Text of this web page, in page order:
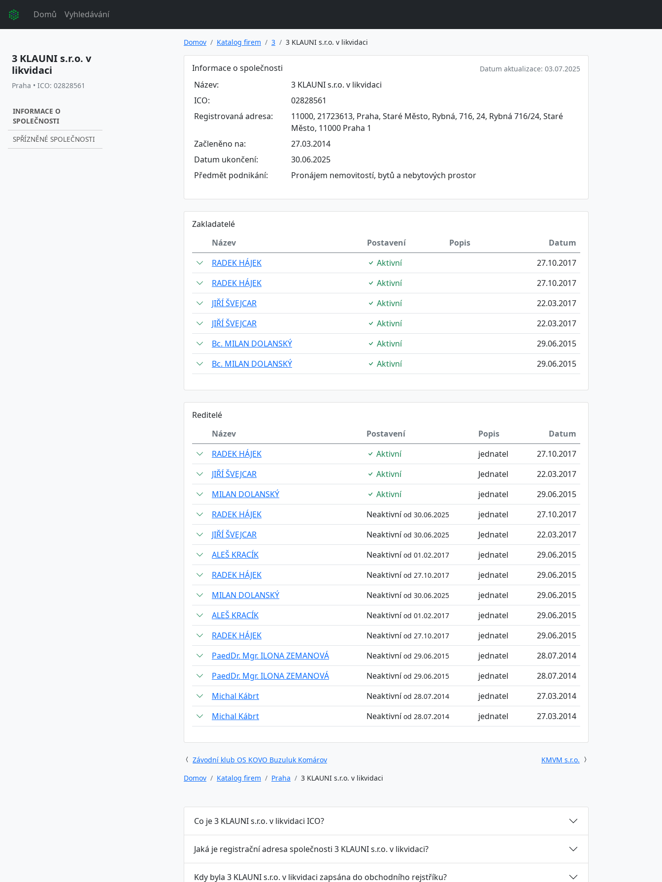
Domů Vyhledávání
3 KLAUNI s.r.o. v
likvidaci
Praha • ICO: 02828561
INFORMACE O
SPOLEČNOSTI
SPŘÍZNĚNÉ SPOLEČNOSTI
Domov Katalog firem 3 3 KLAUNI s.r.o. v likvidaci
Informace o společnosti Datum aktualizace: 03.07.2025
Název:
3 KLAUNI s.r.o. v likvidaci
ICO:
02828561
Registrovaná adresa:
11000, 21723613, Praha, Staré Město, Rybná, 716, 24, Rybná 716/24, Staré
Město, 11000 Praha 1
Začleněno na:
27.03.2014
Datum ukončení:
30.06.2025
Předmět podnikání:
Pronájem nemovitostí, bytů a nebytových prostor
Zakladatelé
Název
Postavení Popis
Datum
RADEK HÁJEK
Aktivní
27.10.2017
RADEK HÁJEK
Aktivní
27.10.2017
JIŘÍ ŠVEJCAR
Aktivní
22.03.2017
JIŘÍ ŠVEJCAR
Aktivní
22.03.2017
Bc. MILAN DOLANSKÝ
Aktivní
29.06.2015
Bc. MILAN DOLANSKÝ
Aktivní 29.06.2015
Reditelé
Název
Postavení Popis
Datum
RADEK HÁJEK
Aktivní jednatel
27.10.2017
JIŘÍ ŠVEJCAR
Aktivní Jednatel
22.03.2017
MILAN DOLANSKÝ
Aktivní jednatel
29.06.2015
RADEK HÁJEK
Neaktivníod 30.06.2025 jednatel
27.10.2017
JIŘÍ ŠVEJCAR
Neaktivníod 30.06.2025 Jednatel
22.03.2017
ALEŠ KRACÍK
Neaktivníod 01.02.2017 jednatel
29.06.2015
RADEK HÁJEK
Neaktivníod 27.10.2017 jednatel
29.06.2015
MILAN DOLANSKÝ
Neaktivníod 30.06.2025 jednatel
29.06.2015
ALEŠ KRACÍK
Neaktivníod 01.02.2017 jednatel
29.06.2015
RADEK HÁJEK
Neaktivníod 27.10.2017 jednatel
29.06.2015
PaedDr. Mgr. ILONA ZEMANOVÁ
Neaktivníod 29.06.2015 jednatel
28.07.2014
PaedDr. Mgr. ILONA ZEMANOVÁ
Neaktivníod 29.06.2015 jednatel
28.07.2014
Michal Kábrt
Neaktivníod 28.07.2014 jednatel
27.03.2014
Michal Kábrt
Neaktivníod 28.07.2014 jednatel 27.03.2014
Závodní klub OS KOVO Buzuluk Komárov
KMVM s.r.o.
Domov
Katalog firem Praha 3 KLAUNI s.r.o. v likvidaci
Co je 3 KLAUNI s.r.o. v likvidaci ICO?
Jaká je registrační adresa společnosti 3 KLAUNI s.r.o. v likvidaci?
Kdy byla 3 KLAUNI s.r.o. v likvidaci zapsána do obchodního rejstříku?